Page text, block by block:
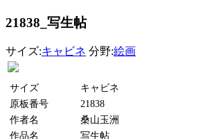
21838_写生帖
サイズ:キャビネ 分野:絵画
サイズ
キャビネ
原板番号
21838
作者名
桑山玉洲
作品名
写生帖